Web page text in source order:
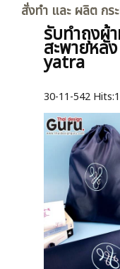
สั่งทำ และ ผลิต กร
รับทำถุงผ้
สะพายหลั
yatra
30-11-542 Hits: